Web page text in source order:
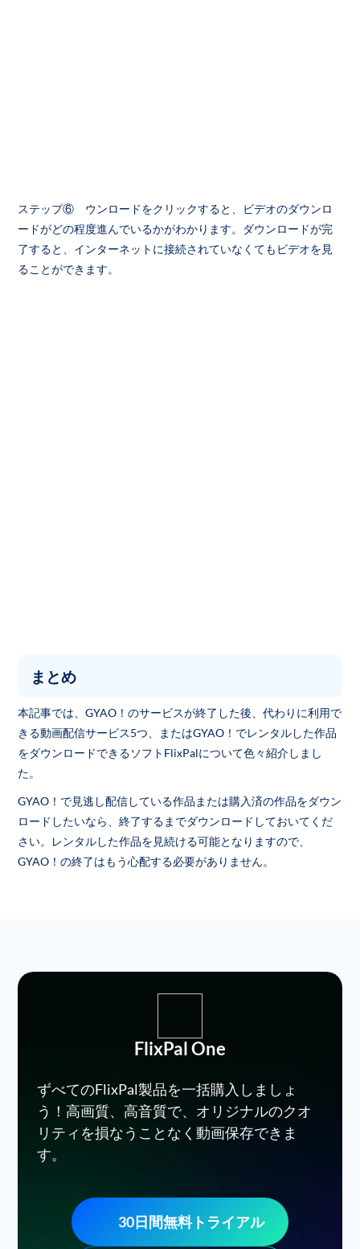
ステップ⑥ ウンロードをクリックすると、ビデオのダウンロ
ードがどの程度進んでいるかがわかります。ダウンロードが完
了すると、インターネットに接続されていなくてもビデオを見
ることができます。
まとめ
本記事では、GYAO！のサービスが終了した後、代わりに利用で
きる動画配信サービス5つ、またはGYAO！でレンタルした作品
をダウンロードできるソフトFlixPalについて色々紹介しまし
た。
GYAO！で見逃し配信している作品または購入済の作品をダウン
ロードしたいなら、終了するまでダウンロードしておいてくだ
さい。レンタルした作品を見続ける可能となりますので、
GYAO！の終了はもう心配する必要がありません。
FlixPal One
ずべてのFlixPal製品を一括購入しましょ
う！高画質、高音質で、オリジナルのクオ
リティを損なうことなく動画保存できま
す。
30日間無料トライアル